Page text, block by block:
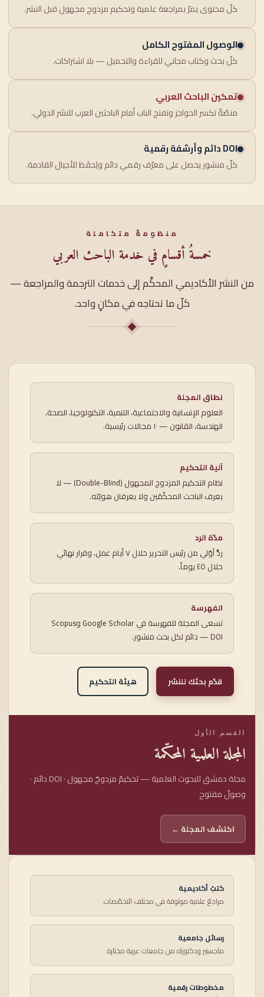
كلّ محتوى يمرّ بمراجعة علمية وتحكيم مزدوج مجهول قبل النشر.
الوصول المفتوح الكامل
كلّ بحث وكتاب مجاني للقراءة والتحميل — بلا اشتراكات.
تمكين الباحث العربي
منصّةٌ تكسر الحواجز وتفتح الباب أمام الباحثين العرب للنشر الدولي.
DOI دائم وأرشفة رقمية
كلّ منشور يحصل على معرّف رقمي دائم ويُحفَظ للأجيال القادمة.
منظومةٌ متكاملة
خمسةُ أقسامٍ في خدمة الباحث العربي
من النشر الأكاديمي المحكَّم إلى خدمات الترجمة والمراجعة —
كلّ ما تحتاجه في مكانٍ واحد.
القسم الأول
المجلة العلمية المحكّمة
مجلة دمشق للبحوث العلمية — تحكيمٌ مزدوجٌ مجهول · DOI دائم ·
وصولٌ مفتوح
اكتشف المجلة ←
نطاق المجلة
العلوم الإنسانية والاجتماعية، التنمية، التكنولوجيا، الصحة،
الهندسة، القانون — ١٠ مجالات رئيسية.
آلية التحكيم
نظام التحكيم المزدوج المجهول (Double-Blind) — لا
يعرف الباحث المحكّمَين ولا يعرفان هويّته.
مدّة الرد
ردٌّ أوّلي من رئيس التحرير خلال ٧ أيام عمل، وقرار نهائي
خلال ٤٥ يوماً.
الفهرسة
تسعى المجلة للفهرسة في Google Scholar وScopus
— DOI دائم لكل بحث منشور.
قدّم بحثك للنشر هيئة التحكيم
كتبٌ أكاديمية
مراجعٌ علمية موثوقة في مختلف التخصّصات.
رسائل جامعية
ماجستير ودكتوراه من جامعات عربية مختارة.
مخطوطات رقمية